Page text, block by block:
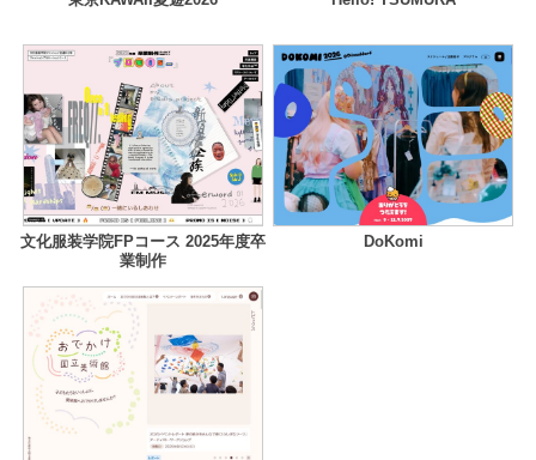
文化服装学院FPコース 2025年度卒
業制作
DoKomi